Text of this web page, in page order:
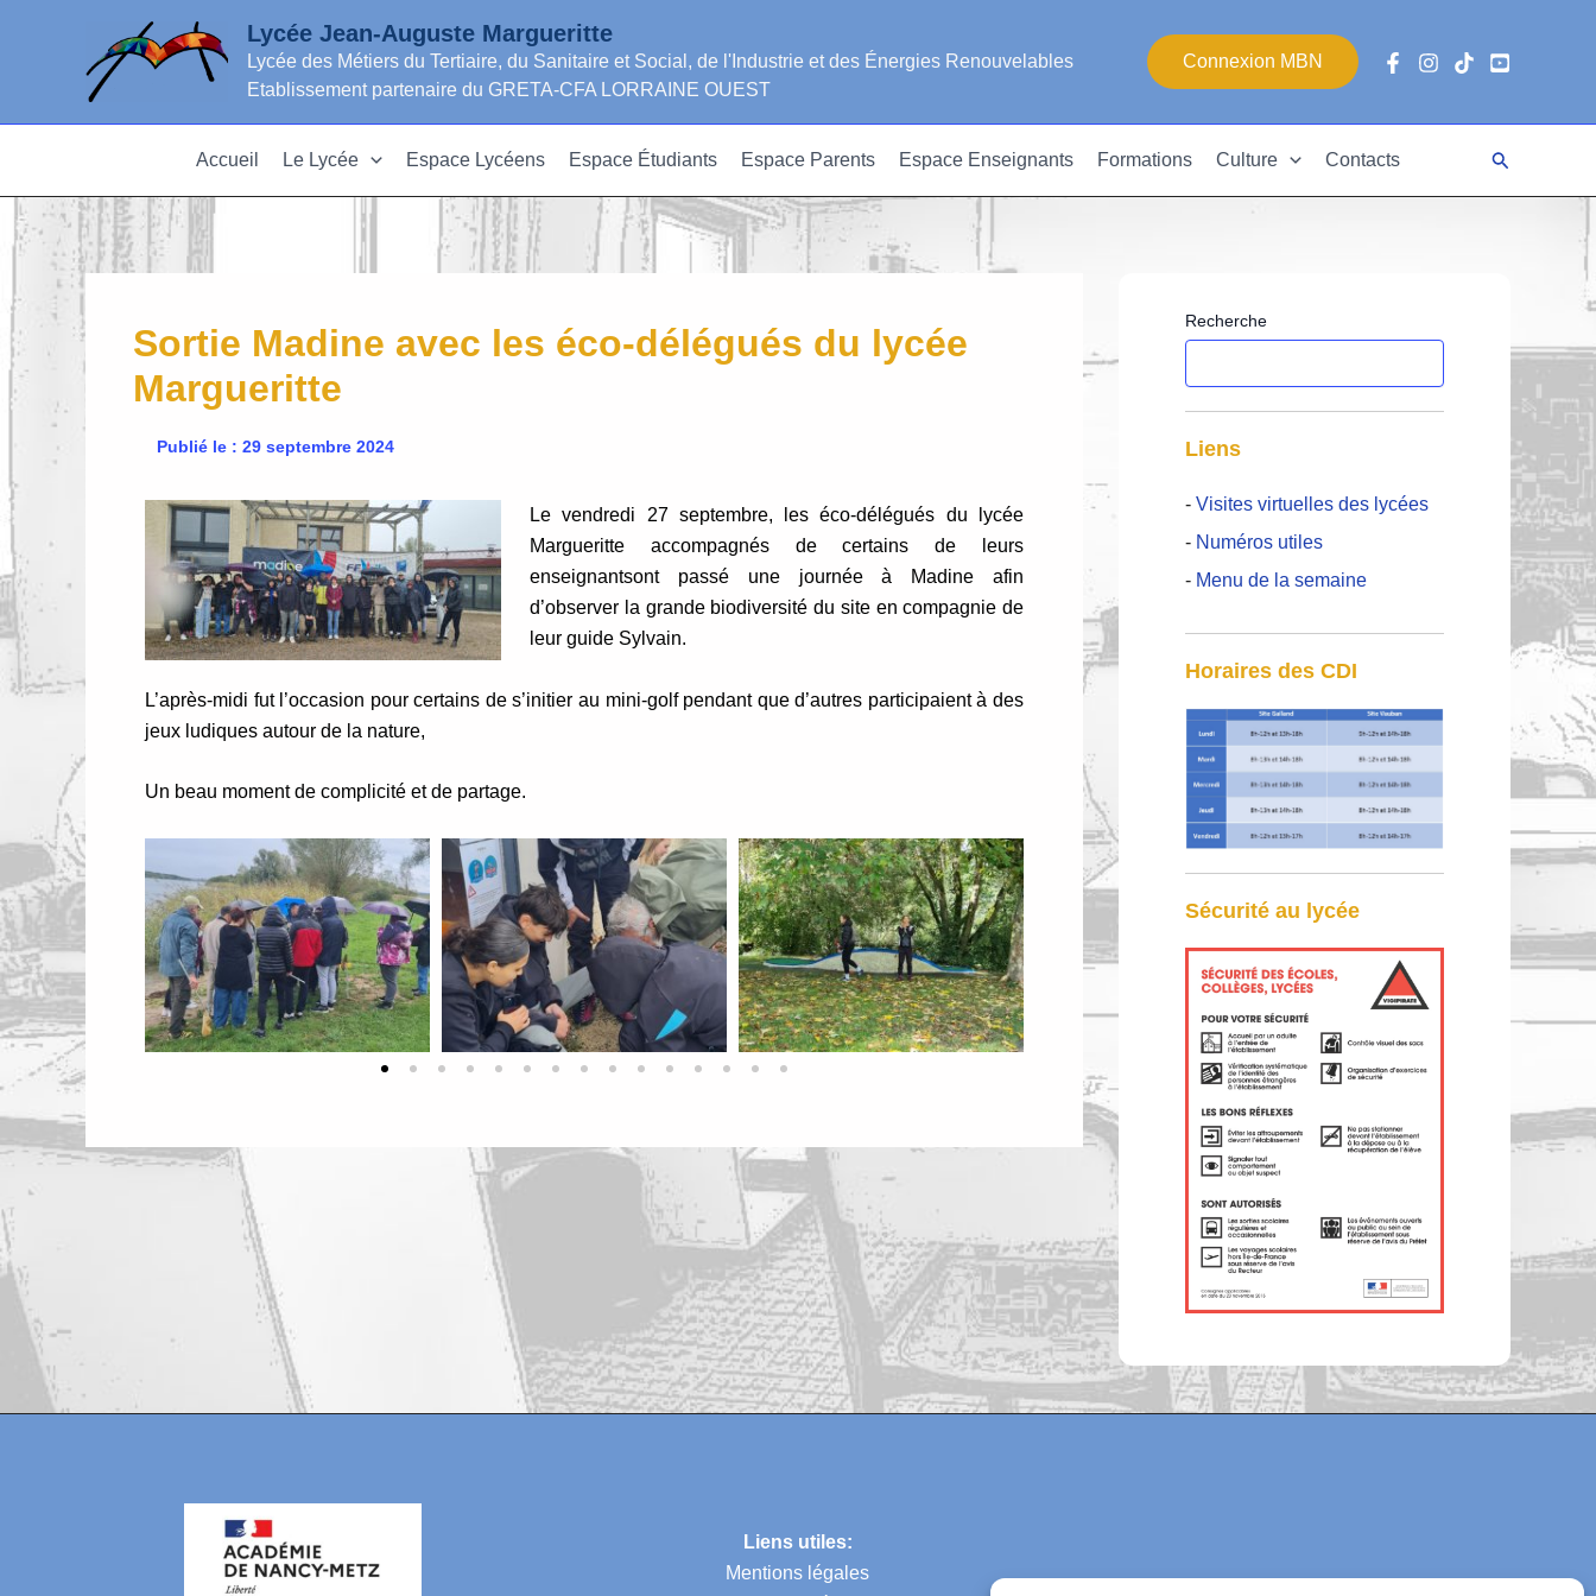
Lycée Jean-Auguste Margueritte
Lycée des Métiers du Tertiaire, du Sanitaire et Social, de l'Industrie et des Énergies Renouvelables
Etablissement partenaire du GRETA-CFA LORRAINE OUEST
Connexion MBN
Accueil Le Lycée Espace Lycéens Espace Étudiants Espace Parents Espace Enseignants Formations Culture Contacts Rechercher
Sortie Madine avec les éco-délégués du lycée
Margueritte
Publié le : 29 septembre 2024
Le vendredi 27 septembre, les éco-délégués du lycée
Margueritte accompagnés de certains de leurs
enseignantsont passé une journée à Madine afin
d’observer la grande biodiversité du site en compagnie de
leur guide Sylvain.
L’après-midi fut l’occasion pour certains de s’initier au mini-golf pendant que d’autres participaient à des
jeux ludiques autour de la nature,
Un beau moment de complicité et de partage.
Recherche
Liens
- Visites virtuelles des lycées
- Numéros utiles
- Menu de la semaine
Horaires des CDI
Sécurité au lycée
Liens utiles:
Mentions légales